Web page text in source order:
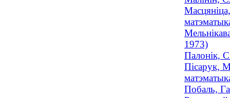
1973)
Палонік,
Пісарук,
Побаль,